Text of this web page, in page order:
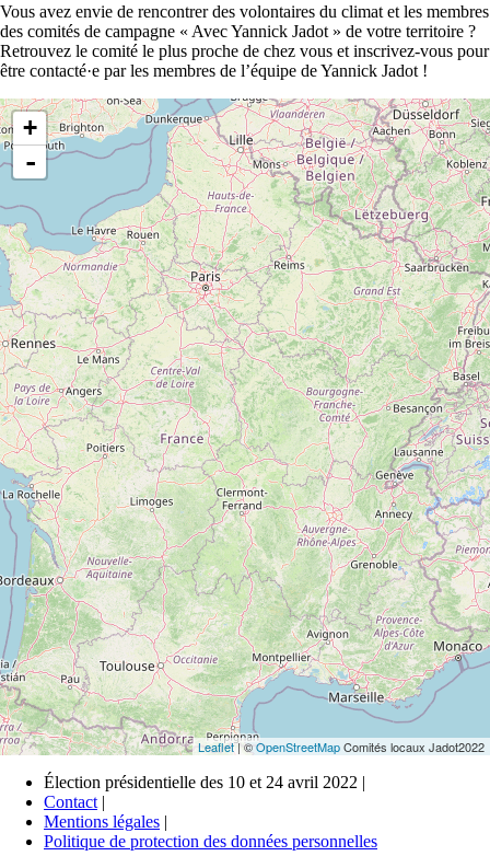
Vous avez envie de rencontrer des volontaires du climat et les membres
des comités de campagne « Avec Yannick Jadot » de votre territoire ?
Retrouvez le comité le plus proche de chez vous et inscrivez-vous pour
être contacté·e par les membres de l’équipe de Yannick Jadot !
+
-
Leaflet| ©OpenStreetMapComités locaux Jadot2022
Élection présidentielle des 10 et 24 avril 2022 |
Contact |
Mentions légales |
Politique de protection des données personnelles